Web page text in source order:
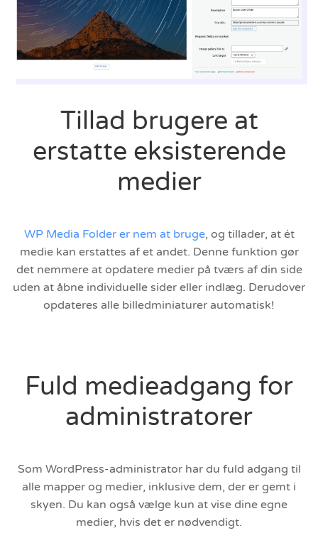
Tillad brugere at
erstatte eksisterende
medier
WP Media Folder er nem at bruge, og tillader, at ét
medie kan erstattes af et andet. Denne funktion gør
det nemmere at opdatere medier på tværs af din side
uden at åbne individuelle sider eller indlæg. Derudover
opdateres alle billedminiaturer automatisk!
Fuld medieadgang for
administratorer
Som WordPress-administrator har du fuld adgang til
alle mapper og medier, inklusive dem, der er gemt i
skyen. Du kan også vælge kun at vise dine egne
medier, hvis det er nødvendigt.